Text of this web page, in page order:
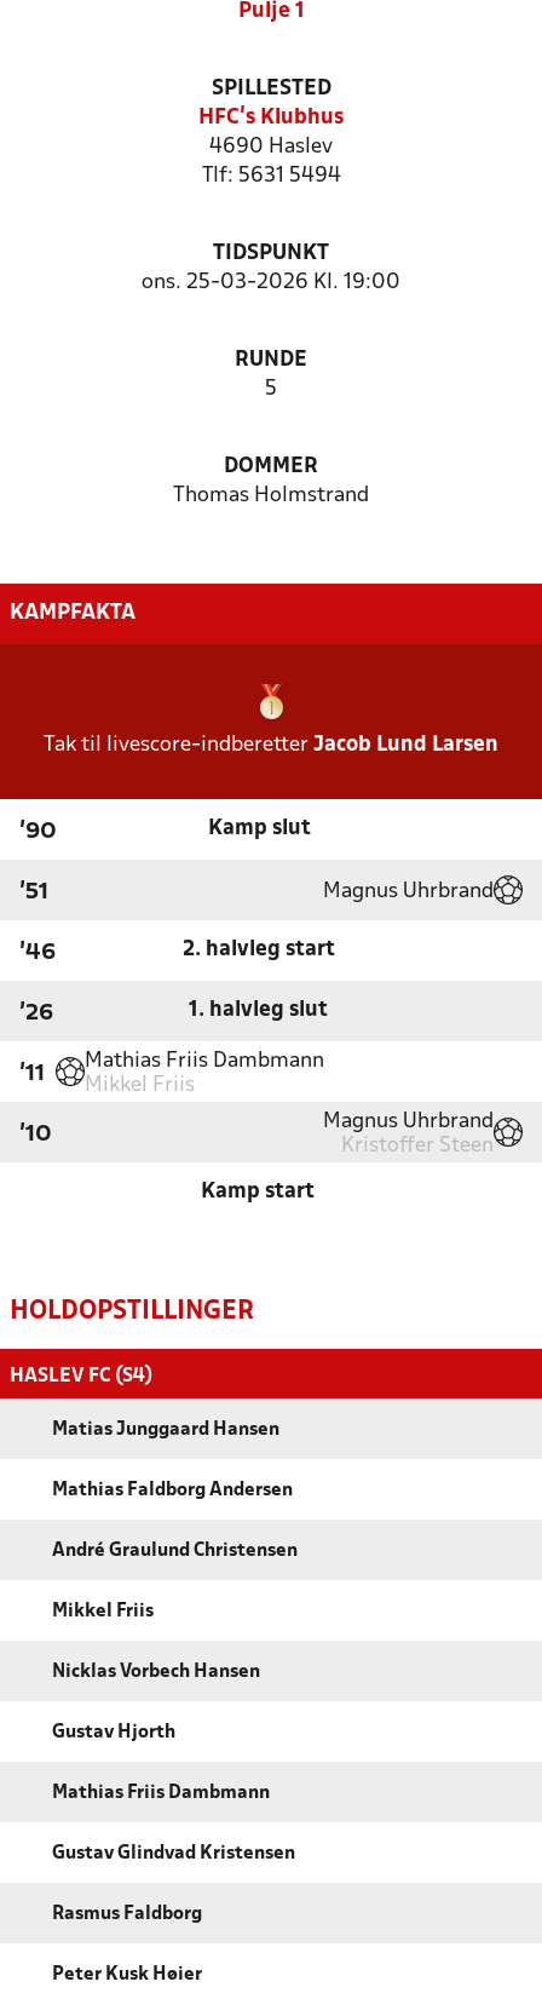
Pulje 1
SPILLESTED
HFC's Klubhus
4690 Haslev
Tlf: 5631 5494
TIDSPUNKT
ons. 25-03-2026 Kl. 19:00
RUNDE
5
DOMMER
Thomas Holmstrand
KAMPFAKTA
Tak til livescore-indberetter Jacob Lund Larsen
'90 Kamp slut
'51 Magnus Uhrbrand
'46 2. halvleg start
'26 1. halvleg slut
'11
Mathias Friis Dambmann
Mikkel Friis
'10
Magnus Uhrbrand
Kristoffer Steen
Kamp start
HOLDOPSTILLINGER
HASLEV FC (S4)
Matias Junggaard Hansen
Mathias Faldborg Andersen
André Graulund Christensen
Mikkel Friis
Nicklas Vorbech Hansen
Gustav Hjorth
Mathias Friis Dambmann
Gustav Glindvad Kristensen
Rasmus Faldborg
Peter Kusk Høier